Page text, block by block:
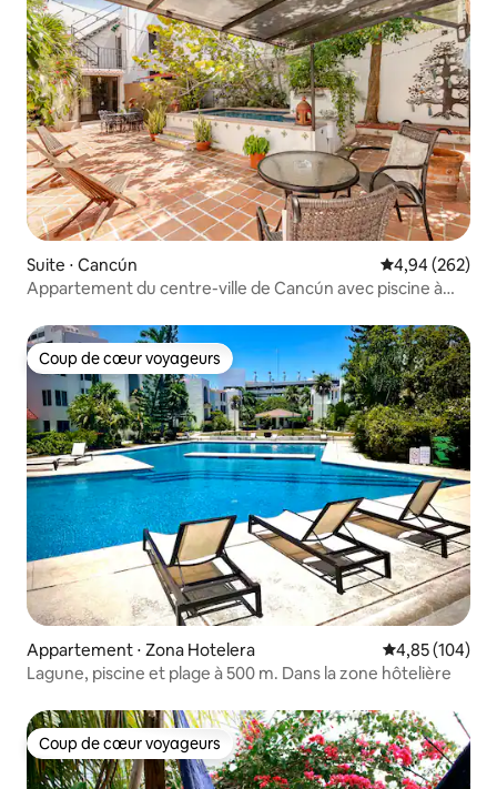
Suite ⋅ Cancún Évaluation
4,94 (262)
Appartement du centre-ville de Cancún avec piscine à
Coup de cœur voyageurs
Coup de cœur voyageurs
Appartement ⋅ Zona Hotelera Évaluation
4,85 (104)
Lagune, piscine et plage à 500 m. Dans la zone hôtelière
Coup de cœur voyageurs
Coup de cœur voyageurs